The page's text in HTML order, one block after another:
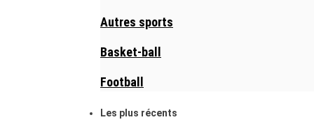
Autres sports
Basket-ball
Football
Les plus récents